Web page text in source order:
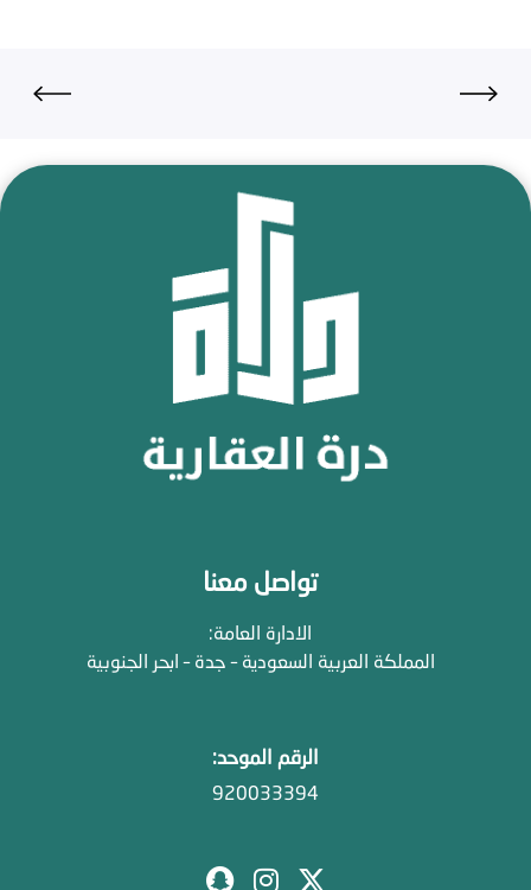
تواصل معنا
الادارة العامة:
المملكة العربية السعودية – جدة – ابحر الجنوبية
الرقم الموحد:
920033394